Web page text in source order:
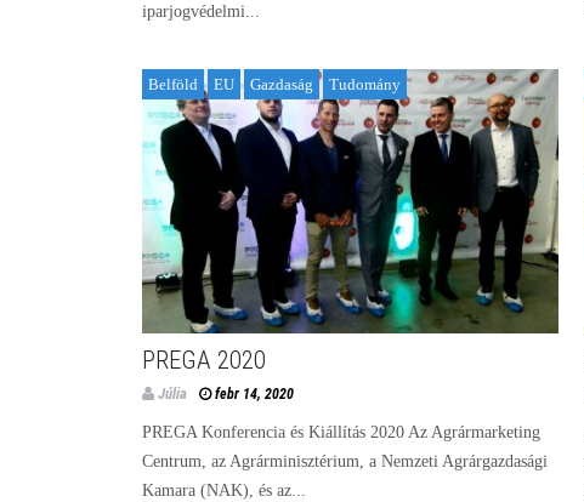
iparjogvédelmi...
Belföld EU Gazdaság Tudomány
PREGA 2020
Júlia febr 14, 2020
PREGA Konferencia és Kiállítás 2020 Az Agrármarketing
Centrum, az Agrárminisztérium, a Nemzeti Agrárgazdasági
Kamara (NAK), és az...